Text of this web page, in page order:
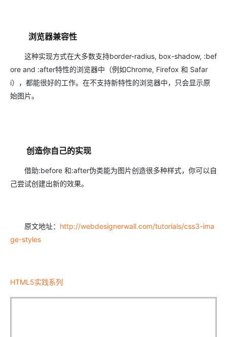
浏览器兼容性
这种实现方式在大多数支持border-radius, box-shadow, :bef
ore and :after特性的浏览器中（例如Chrome, Firefox 和 Safar
i），都能很好的工作。在不支持新特性的浏览器中，只会显示原
始图片。
创造你自己的实现
借助:before 和:after伪类能为图片创造很多种样式，你可以自
己尝试创建出新的效果。
原文地址： http://webdesignerwall.com/tutorials/css3-ima
ge-styles
HTML5实践系列